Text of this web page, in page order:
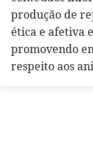
produção de
ética e afetiva
promovendo
respeito aos